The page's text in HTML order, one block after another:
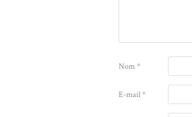
Nom*
E-mail*